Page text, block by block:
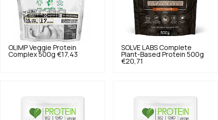
OLIMP Veggie Protein
Complex 500g €17,43
SOLVE LABS Complete
Plant-Based Protein 500g
€20,71